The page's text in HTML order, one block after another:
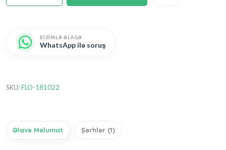
BİZİMLƏ ƏLAQƏ
WhatsApp ilə soruş
SKU:FLO-181022
Əlavə Məlumat Şərhlər (1)